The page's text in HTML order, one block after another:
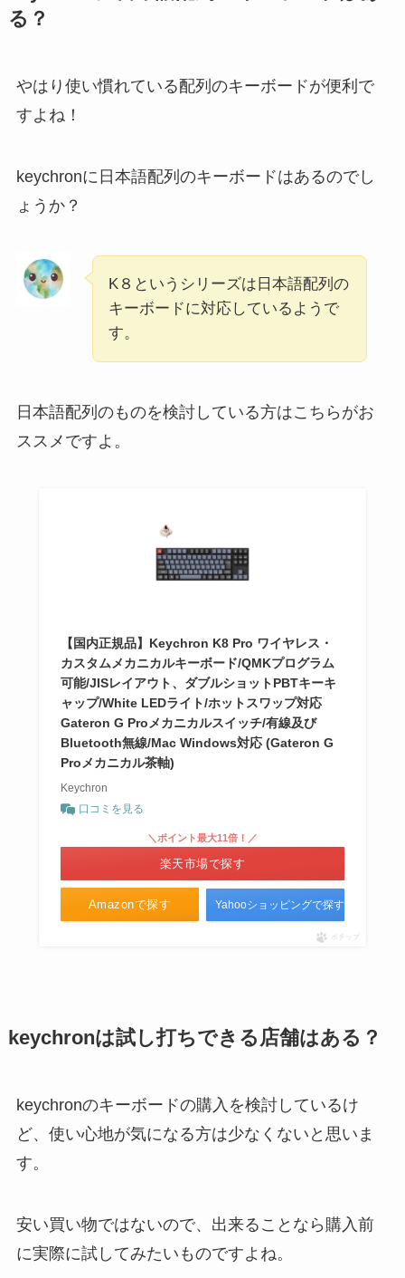
る？
やはり使い慣れている配列のキーボードが便利で
すよね！
keychronに日本語配列のキーボードはあるのでし
ょうか？
K８というシリーズは日本語配列の
キーボードに対応しているようで
す。
日本語配列のものを検討している方はこちらがお
ススメですよ。
【国内正規品】Keychron K8 Pro ワイヤレス・
カスタムメカニカルキーボード/QMKプログラム
可能/JISレイアウト、ダブルショットPBTキーキ
ャップ/White LEDライト/ホットスワップ対応
Gateron G Proメカニカルスイッチ/有線及び
Bluetooth無線/Mac Windows対応 (Gateron G
Proメカニカル茶軸)
Keychron
口コミを見る
Amazonで探す
＼ポイント最大11倍！／
楽天市場で探す
Yahooショッピングで探す
ポチップ
keychronは試し打ちできる店舗はある？
keychronのキーボードの購入を検討しているけ
ど、使い心地が気になる方は少なくないと思いま
す。
安い買い物ではないので、出来ることなら購入前
に実際に試してみたいものですよね。